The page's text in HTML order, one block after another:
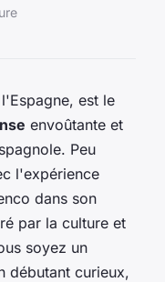
est le
envoûtante et
Peu
l'expérience
dans son
par la culture et
soyez un
débutant curieux,